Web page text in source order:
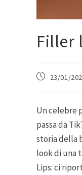
Filler
23/01/
Un celebre
passa da
storia della
look di una
Lips: ci